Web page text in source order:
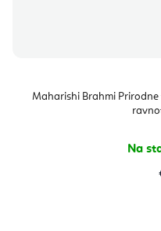
Maharishi Brahmi
Na